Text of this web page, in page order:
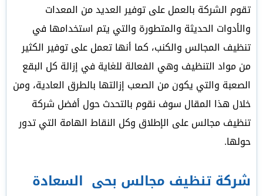
تقوم الشركة بالعمل على توفير العديد من المعدات
والأدوات الحديثة والمتطورة والتي يتم استخدامها في
تنظيف المجالس والكنب، كما أنها تعمل على توفير الكثير
من مواد التنظيف وهي الفعالة للغاية في إزالة كل البقع
الصعبة والتي يكون من الصعب إزالتها بالطرق العادية، ومن
خلال هذا المقال سوف نقوم بالتحدث حول أفضل شركة
تنظيف مجالس على الإطلاق وكل النقاط الهامة التي تدور
حولها.
شركة تنظيف مجالس بحى السعادة